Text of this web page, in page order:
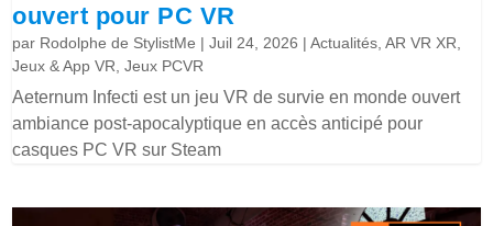
ouvert pour PC VR
par Rodolphe de StylistMe |Juil 24, 2026 |Actualités ,AR VR XR
Jeux & App VR ,Jeux PCVR
Aeternum Infecti est un jeu VR de survie en monde ouvert
ambiance post-apocalyptique en accès anticipé pour
casques PC VR sur Steam